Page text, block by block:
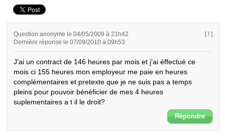
Question anonyme le 04/05/2009 à 21h42
Dernière réponse le 07/09/2010 à 09h53
[ ! ]
J'ai un contract de 146 heures par mois et j'ai éffectué ce
mois ci 155 heures mon employeur me paie en heures
complémentaires et pretexte que je ne suis pas a temps
pleins pour pouvoir bénéficier de mes 4 heures
suplementaires a t il le droit?
Répondre